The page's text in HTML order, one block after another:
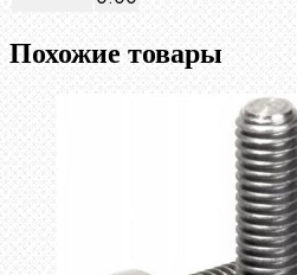
Похожие товары